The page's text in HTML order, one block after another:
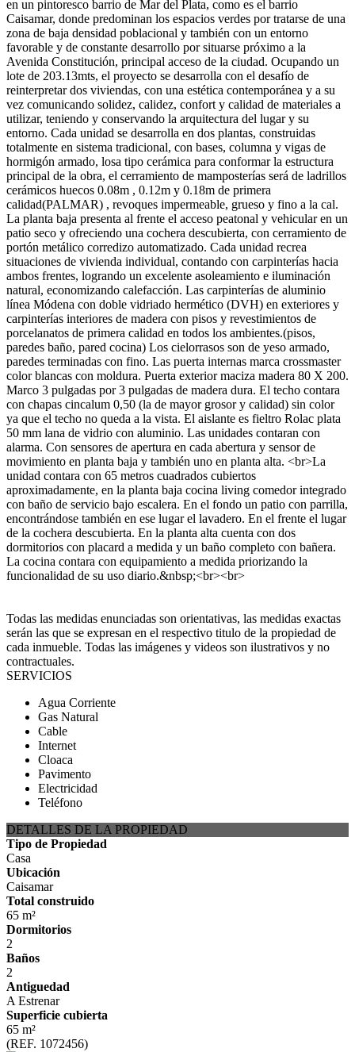
en un pintoresco barrio de Mar del Plata, como es el barrio
Caisamar, donde predominan los espacios verdes por tratarse de una
zona de baja densidad poblacional y también con un entorno
favorable y de constante desarrollo por situarse próximo a la
Avenida Constitución, principal acceso de la ciudad. Ocupando un
lote de 203.13mts, el proyecto se desarrolla con el desafío de
reinterpretar dos viviendas, con una estética contemporánea y a su
vez comunicando solidez, calidez, confort y calidad de materiales a
utilizar, teniendo y conservando la arquitectura del lugar y su
entorno. Cada unidad se desarrolla en dos plantas, construidas
totalmente en sistema tradicional, con bases, columna y vigas de
hormigón armado, losa tipo cerámica para conformar la estructura
principal de la obra, el cerramiento de mamposterías será de ladrillos
cerámicos huecos 0.08m , 0.12m y 0.18m de primera
calidad(PALMAR) , revoques impermeable, grueso y fino a la cal.
La planta baja presenta al frente el acceso peatonal y vehicular en un
patio seco y ofreciendo una cochera descubierta, con cerramiento de
portón metálico corredizo automatizado. Cada unidad recrea
situaciones de vivienda individual, contando con carpinterías hacia
ambos frentes, logrando un excelente asoleamiento e iluminación
natural, economizando calefacción. Las carpinterías de aluminio
línea Módena con doble vidriado hermético (DVH) en exteriores y
carpinterías interiores de madera con pisos y revestimientos de
porcelanatos de primera calidad en todos los ambientes.(pisos,
paredes baño, pared cocina) Los cielorrasos son de yeso armado,
paredes terminadas con fino. Las puerta internas marca crossmaster
color blancas con moldura. Puerta exterior maciza madera 80 X 200.
Marco 3 pulgadas por 3 pulgadas de madera dura. El techo contara
con chapas cincalum 0,50 (la de mayor grosor y calidad) sin color
ya que el techo no queda a la vista. El aislante es fieltro Rolac plata
50 mm lana de vidrio con aluminio. Las unidades contaran con
alarma. Con sensores de apertura en cada abertura y sensor de
movimiento en planta baja y también uno en planta alta. <br>La
unidad contara con 65 metros cuadrados cubiertos
aproximadamente, en la planta baja cocina living comedor integrado
con baño de servicio bajo escalera. En el fondo un patio con parrilla,
encontrándose también en ese lugar el lavadero. En el frente el lugar
de la cochera descubierta. En la planta alta cuenta con dos
dormitorios con placard a medida y un baño completo con bañera.
La cocina contara con equipamiento a medida priorizando la
funcionalidad de su uso diario.&nbsp;<br><br>
Todas las medidas enunciadas son orientativas, las medidas exactas
serán las que se expresan en el respectivo titulo de la propiedad de
cada inmueble. Todas las imágenes y videos son ilustrativos y no
contractuales.
SERVICIOS
Agua Corriente
Gas Natural
Cable
Internet
Cloaca
Pavimento
Electricidad
Teléfono
DETALLES DE LA PROPIEDAD
Tipo de Propiedad
Casa
Ubicación
Caisamar
Total construido
65 m²
Dormitorios
2
Baños
2
Antiguedad
A Estrenar
Superficie cubierta
65 m²
(REF. 1072456)